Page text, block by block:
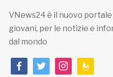
VNews24 è il nuovo
giovani, per le notizie e
dal mondo
facebooktwitterinstagram